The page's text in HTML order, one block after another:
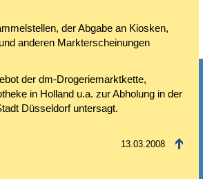
der Abgabe an Kiosken,
anderen Markterscheinungen
der dm-Drogeriemarktkette,
in Holland u.a. zur Abholung in der
Düsseldorf untersagt.
13.03.2008